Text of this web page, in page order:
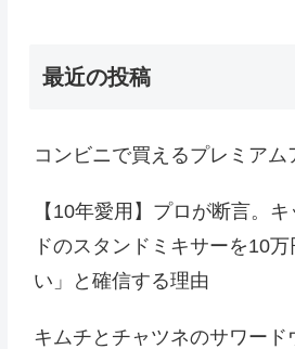
最近の投稿
コンビニで買えるプレミアム
【10年愛用】プロが断言。
ドのスタンドミキサーを10
い」と確信する理由
キムチとチャツネのサワード